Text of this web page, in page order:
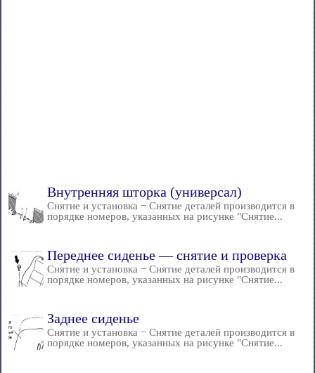
Внутренняя шторка (универсал)
Снятие и установка − Снятие деталей производится в
порядке номеров, указанных на рисунке "Снятие...
Переднее сиденье — снятие и проверка
Снятие и установка − Снятие деталей производится в
порядке номеров, указанных на рисунке "Снятие...
Заднее сиденье
Снятие и установка − Снятие деталей производится в
порядке номеров, указанных на рисунке "Снятие...